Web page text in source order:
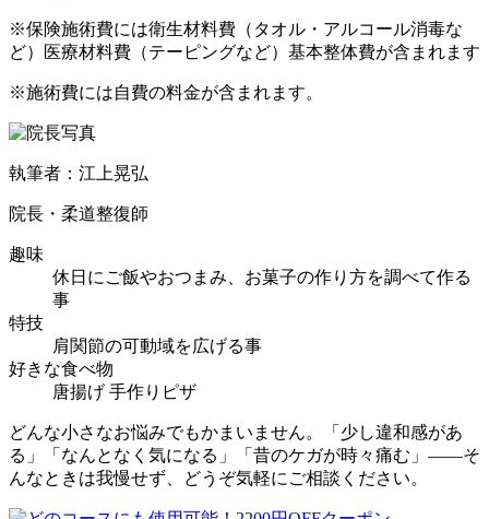
※保険施術費には衛生材料費（タオル・アルコール消毒な
ど）医療材料費（テーピングなど）基本整体費が含まれます
※施術費には自費の料金が含まれます。
執筆者：江上晃弘
院長・柔道整復師
趣味
休日にご飯やおつまみ、お菓子の作り方を調べて作る
事
特技
肩関節の可動域を広げる事
好きな食べ物
唐揚げ 手作りピザ
どんな小さなお悩みでもかまいません。「少し違和感があ
る」「なんとなく気になる」「昔のケガが時々痛む」――そ
んなときは我慢せず、どうぞ気軽にご相談ください。